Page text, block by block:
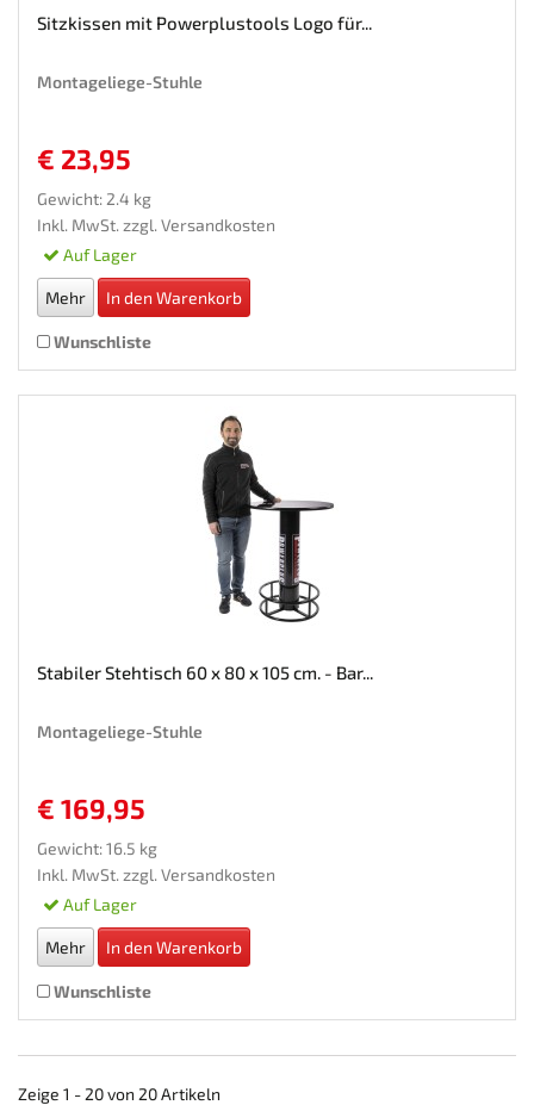
Sitzkissen mit Powerplustools Logo für...
Montageliege-Stuhle
€ 23,95
Gewicht: 2.4 kg
Inkl. MwSt. zzgl. Versandkosten
Auf Lager
Mehr In den Warenkorb
Wunschliste
Stabiler Stehtisch 60 x 80 x 105 cm. - Bar...
Montageliege-Stuhle
€ 169,95
Gewicht: 16.5 kg
Inkl. MwSt. zzgl. Versandkosten
Auf Lager
Mehr In den Warenkorb
Wunschliste
Zeige 1 - 20 von 20 Artikeln